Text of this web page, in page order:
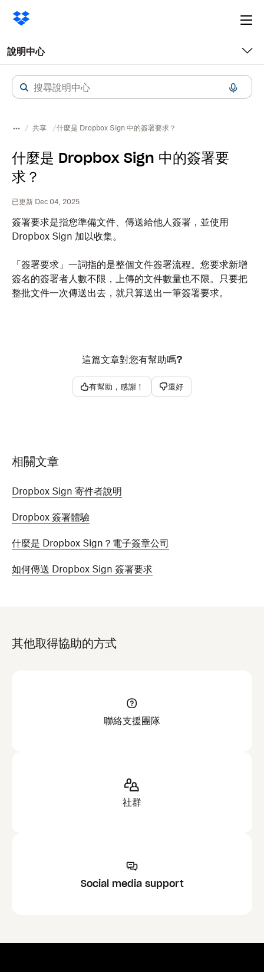
說明中心
共享 什麼是 Dropbox Sign 中的簽署要求？
什麼是 Dropbox Sign 中的簽署要
求？
已更新 Dec 04, 2025
簽署要求是指您準備文件、傳送給他人簽署，並使用
Dropbox Sign 加以收集。
「簽署要求」一詞指的是整個文件簽署流程。您要求新增
簽名的簽署者人數不限，上傳的文件數量也不限。只要把
整批文件一次傳送出去，就只算送出一筆簽署要求。
這篇文章對您有幫助嗎?
有幫助，感謝！ 還好
相關文章
Dropbox Sign 寄件者說明
Dropbox 簽署體驗
什麼是 Dropbox Sign？電子簽章公司
如何傳送 Dropbox Sign 簽署要求
其他取得協助的方式
聯絡支援團隊
社群
Social media support